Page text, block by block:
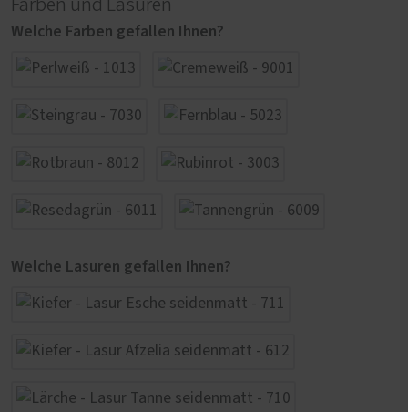
Farben und Lasuren
Welche Farben gefallen Ihnen?
Welche Lasuren gefallen Ihnen?